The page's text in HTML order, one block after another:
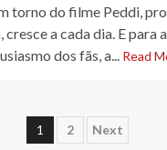
torno do filme Peddi,
cresce a cada dia. E para
dos fãs, a... Read
Paginação
1 2 Next